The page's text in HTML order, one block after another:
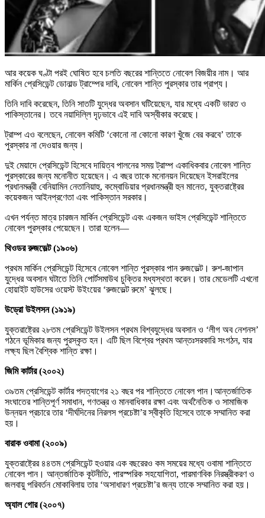
আর কয়েক ঘণ্টা পরই ঘোষিত হবে চলতি বছরের শান্তিতে নোবেল বিজয়ীর নাম। আর
মার্কিন প্রেসিডেন্ট ডোনাল্ড ট্রাম্পের দাবি, নোবেল শান্তি পুরস্কার তার প্রাপ্য।
তিনি দাবি করেছেন, তিনি সাতটি যুদ্ধের অবসান ঘটিয়েছেন, যার মধ্যে একটি ভারত ও
পাকিস্তানের। তবে নয়াদিল্লি দৃঢ়ভাবে এই দাবি অস্বীকার করেছে।
ট্রাম্প এও বলেছেন, নোবেল কমিটি ‘কোনো না কোনো কারণ খুঁজে বের করবে’ তাকে
পুরস্কার না দেওয়ার জন্য।
দুই মেয়াদে প্রেসিডেন্ট হিসেবে দায়িত্ব পালনের সময় ট্রাম্প একাধিকবার নোবেল শান্তি
পুরস্কারের জন্য মনোনীত হয়েছেন। এ বছর তাকে মনোনয়ন দিয়েছেন ইসরাইলের
প্রধানমন্ত্রী বেনিয়ামিন নেতানিয়াহু, কম্বোডিয়ার প্রধানমন্ত্রী হুন মানেত, যুক্তরাষ্ট্রের
কয়েকজন আইনপ্রণেতা এবং পাকিস্তান সরকার।
এখন পর্যন্ত মাত্র চারজন মার্কিন প্রেসিডেন্ট এবং একজন ভাইস প্রেসিডেন্ট শান্তিতে
নোবেল পুরস্কার পেয়েছেন। তারা হলেন—
থিওডর রুজভেল্ট (১৯০৬)
প্রথম মার্কিন প্রেসিডেন্ট হিসেবে নোবেল শান্তি পুরস্কার পান রুজভেল্ট। রুশ-জাপান
যুদ্ধের অবসান ঘটাতে তিনি পোর্টসমাউথ চুক্তির মধ্যস্থতা করেন। তার মেডেলটি এখনো
হোয়াইট হাউসের ওয়েস্ট উইংয়ের ‘রুজভেল্ট রুমে’ ঝুলছে।
উড্রো উইলসন (১৯১৯)
যুক্তরাষ্ট্রের ২৮তম প্রেসিডেন্ট উইলসন প্রথম বিশ্বযুদ্ধের অবসান ও ‘লীগ অব নেশনস’
গঠনে ভূমিকার জন্য পুরস্কৃত হন। এটি ছিল বিশ্বের প্রথম আন্তঃসরকারি সংগঠন, যার
লক্ষ্য ছিল বৈশ্বিক শান্তি রক্ষা।
জিমি কার্টার (২০০২)
৩৯তম প্রেসিডেন্ট কার্টার পদত্যাগের ২১ বছর পর শান্তিতে নোবেল পান।আন্তর্জাতিক
সংঘাতের শান্তিপূর্ণ সমাধান, গণতন্ত্র ও মানবাধিকার রক্ষা এবং অর্থনৈতিক ও সামাজিক
উন্নয়ন প্রচারে তার ‘দীর্ঘদিনের নিরলস প্রচেষ্টা’র স্বীকৃতি হিসেবে তাকে সম্মানিত করা
হয়।
বারাক ওবামা (২০০৯)
যুক্তরাষ্ট্রের ৪৪তম প্রেসিডেন্ট হওয়ার এক বছরেরও কম সময়ের মধ্যে ওবামা শান্তিতে
নোবেল পান। আন্তর্জাতিক কূটনীতি, পারস্পরিক সহযোগিতা, পারমাণবিক নিরস্ত্রীকরণ ও
জলবায়ু পরিবর্তন মোকাবিলায় তার ‘অসাধারণ প্রচেষ্টা’র জন্য তাকে সম্মানিত করা হয়।
অ্যাল গোর (২০০৭)